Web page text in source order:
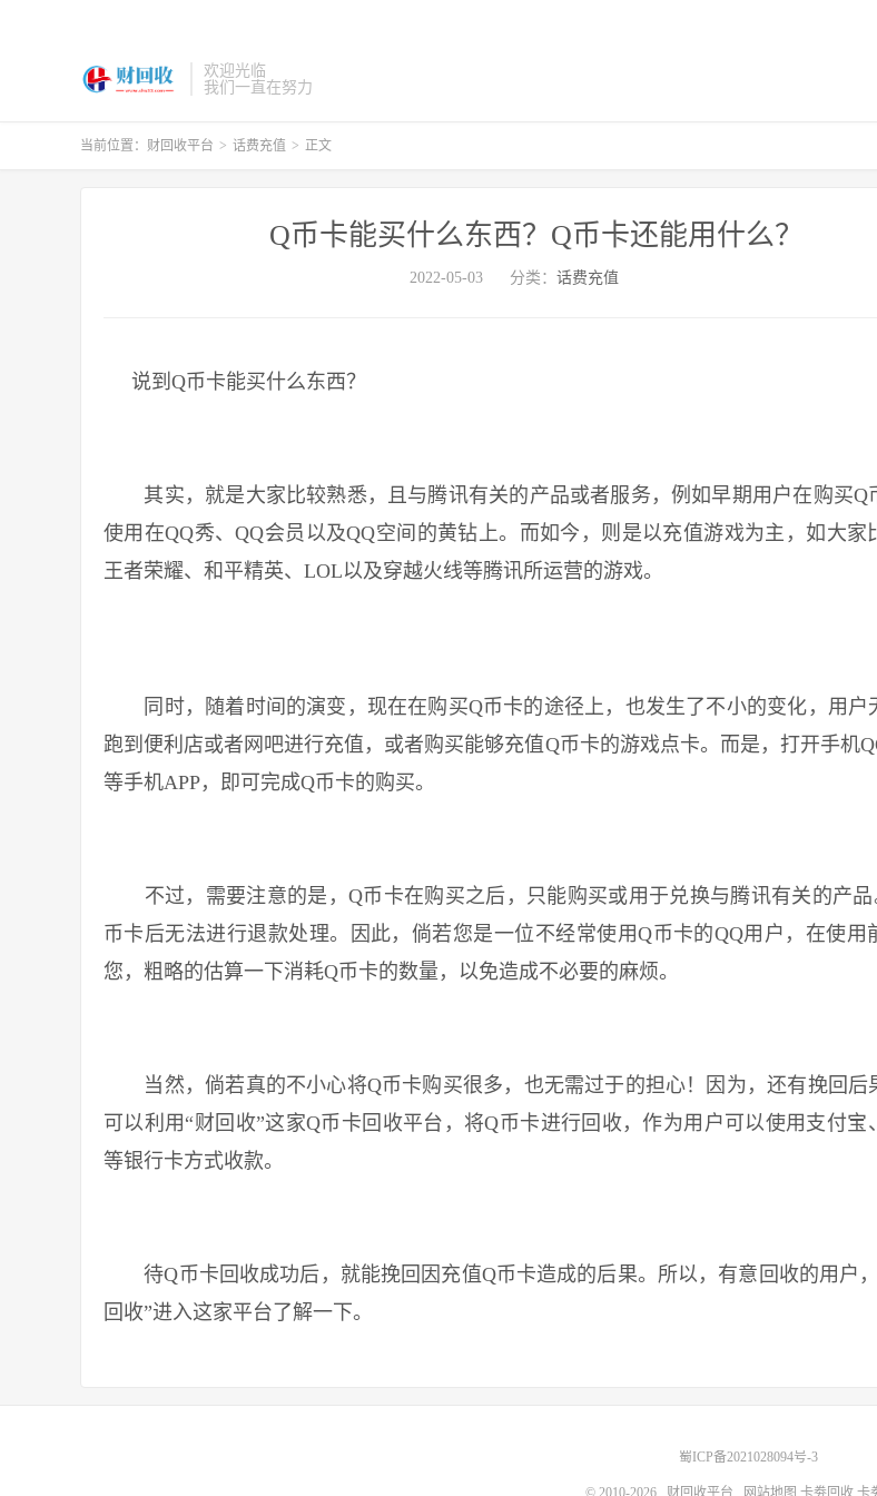
欢迎光临
我们一直在努力
当前位置： 财回收平台 > 话费充值 > 正文
Q币卡能买什么东西？Q币卡还能用什么？
2022-05-03 分类： 话费充值
说到Q币卡能买什么东西？
其实，就是大家比较熟悉，且与腾讯有关的产品或者服务，例如早期用户在购买Q
使用在QQ秀、QQ会员以及QQ空间的黄钻上。而如今，则是以充值游戏为主，如大家
王者荣耀、和平精英、LOL以及穿越火线等腾讯所运营的游戏。
同时，随着时间的演变，现在在购买Q币卡的途径上，也发生了不小的变化，用户
跑到便利店或者网吧进行充值，或者购买能够充值Q币卡的游戏点卡。而是，打开手机
等手机APP，即可完成Q币卡的购买。
不过，需要注意的是，Q币卡在购买之后，只能购买或用于兑换与腾讯有关的产品
币卡后无法进行退款处理。因此，倘若您是一位不经常使用Q币卡的QQ用户，在使用
您，粗略的估算一下消耗Q币卡的数量，以免造成不必要的麻烦。
当然，倘若真的不小心将Q币卡购买很多，也无需过于的担心！因为，还有挽回后
可以利用“财回收”这家Q币卡回收平台，将Q币卡进行回收，作为用户可以使用支付宝
等银行卡方式收款。
待Q币卡回收成功后，就能挽回因充值Q币卡造成的后果。所以，有意回收的用户
回收”进入这家平台了解一下。
蜀ICP备2021028094号-3
© 2010-2026 财回收平台 网站地图 卡劵回收 卡